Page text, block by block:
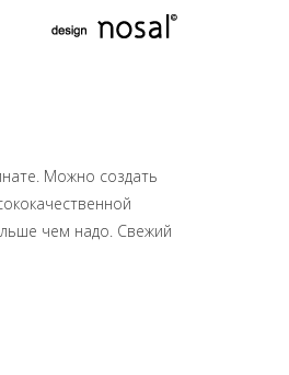
Можно создать
чем надо. Свежий